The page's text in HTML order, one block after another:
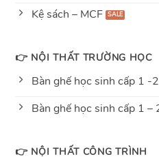
Kệ sách – MCF
👉 NỘI THẤT TRƯỜNG HỌC
Bàn ghế học sinh cấp 1 -
Bàn ghế học sinh cấp 1 –
👉 NỘI THẤT CÔNG TRÌNH